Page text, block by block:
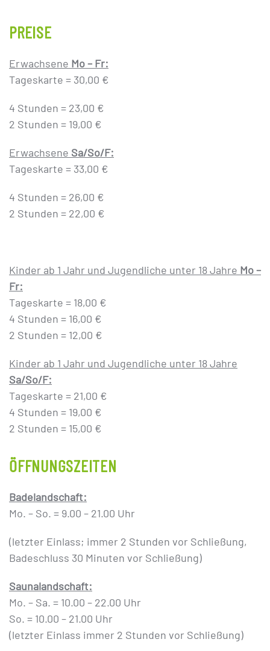
PREISE
Erwachsene Mo – Fr:
Tageskarte = 30,00 €
4 Stunden = 23,00 €
2 Stunden = 19,00 €
Erwachsene Sa/So/F:
Tageskarte = 33,00 €
4 Stunden = 26,00 €
2 Stunden = 22,00 €
Kinder ab 1 Jahr und Jugendliche unter 18 Jahre Mo –
Fr:
Tageskarte = 18,00 €
4 Stunden = 16,00 €
2 Stunden = 12,00 €
Kinder ab 1 Jahr und Jugendliche unter 18 Jahre
Sa/So/F:
Tageskarte = 21,00 €
4 Stunden = 19,00 €
2 Stunden = 15,00 €
ÖFFNUNGSZEITEN
Badelandschaft:
Mo. – So. = 9.00 – 21.00 Uhr
(letzter Einlass; immer 2 Stunden vor Schließung,
Badeschluss 30 Minuten vor Schließung)
Saunalandschaft:
Mo. – Sa. = 10.00 – 22.00 Uhr
So. = 10.00 – 21.00 Uhr
(letzter Einlass immer 2 Stunden vor Schließung)